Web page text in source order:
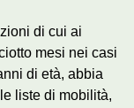
di cui ai
mesi nei casi
di età, abbia
liste di mobilità,